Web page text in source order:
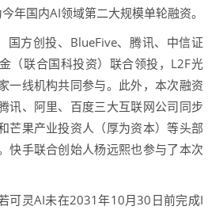
年国内AI领域第二大规模单轮融资。
国方创投、BlueFive、腾讯、中信证
（联合国科投资）联合领投，L2F光
一线机构共同参与。此外，本次融资
讯、阿里、百度三大互联网公司同步
芒果产业投资人（厚为资本）等头部
快手联合创始人杨远熙也参与了本次
可灵AI未在2031年10月30日前完成I